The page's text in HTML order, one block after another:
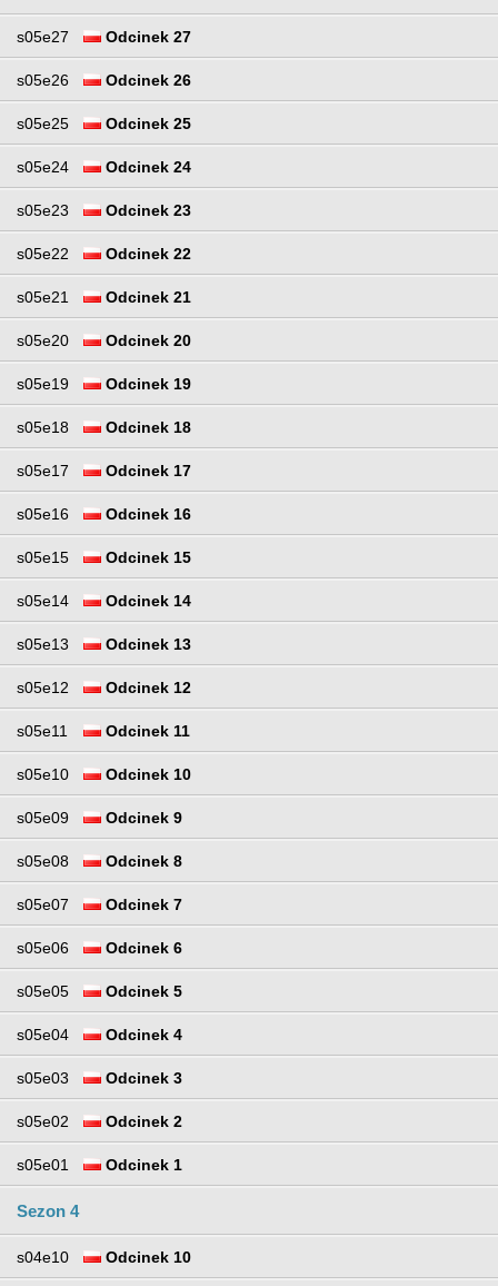
s05e27 Odcinek 27
s05e26 Odcinek 26
s05e25 Odcinek 25
s05e24 Odcinek 24
s05e23 Odcinek 23
s05e22 Odcinek 22
s05e21 Odcinek 21
s05e20 Odcinek 20
s05e19 Odcinek 19
s05e18 Odcinek 18
s05e17 Odcinek 17
s05e16 Odcinek 16
s05e15 Odcinek 15
s05e14 Odcinek 14
s05e13 Odcinek 13
s05e12 Odcinek 12
s05e11 Odcinek 11
s05e10 Odcinek 10
s05e09 Odcinek 9
s05e08 Odcinek 8
s05e07 Odcinek 7
s05e06 Odcinek 6
s05e05 Odcinek 5
s05e04 Odcinek 4
s05e03 Odcinek 3
s05e02 Odcinek 2
s05e01 Odcinek 1
Sezon 4
s04e10 Odcinek 10